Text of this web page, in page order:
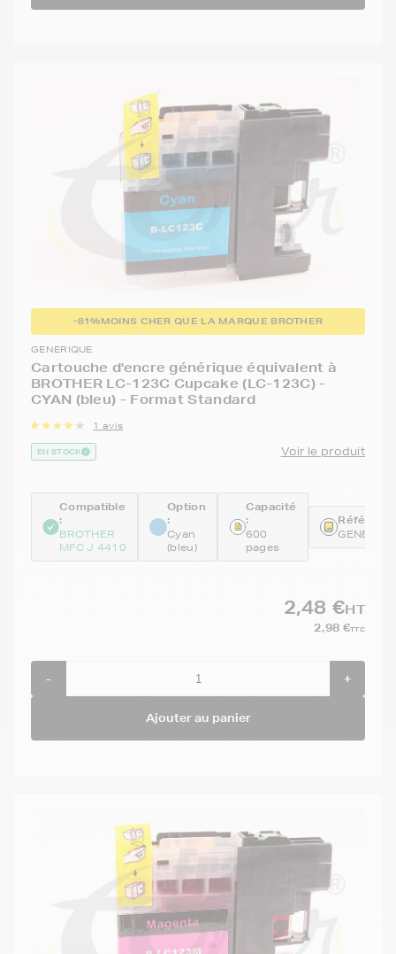
-81%MOINS CHER QUE LA MARQUE BROTHER
GENERIQUE
Cartouche d'encre générique équivalent à
BROTHER LC-123C Cupcake (LC-123C) -
CYAN (bleu) - Format Standard
1 avis
EN STOCK Voir le produit
Compatible
:
BROTHER
MFC J 4410
Option
:
Cyan
(bleu)
Capacité
:
600
pages
2,48 €HT
2,98 €TTC
- +
Ajouter au panier